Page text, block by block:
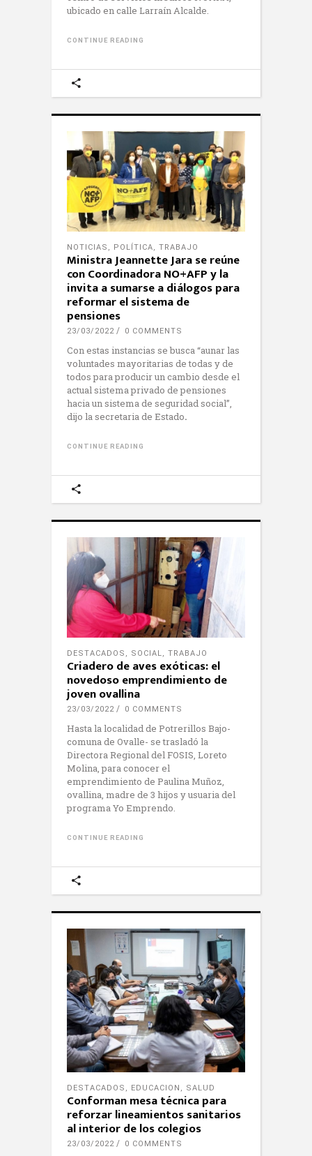
ubicado en calle Larraín Alcalde.
CONTINUE READING
NOTICIAS , POLÍTICA, TRABAJO
Ministra Jeannette Jara se reúne
con Coordinadora NO+AFP y la
invita a sumarse a diálogos para
reformar el sistema de
pensiones
23/03/2022 0 COMMENTS
Con estas instancias se busca “aunar las
voluntades mayoritarias de todas y de
todos para producir un cambio desde el
actual sistema privado de pensiones
hacia un sistema de seguridad social”,
dijo la secretaria de Estado.
CONTINUE READING
DESTACADOS , SOCIAL, TRABAJO
Criadero de aves exóticas: el
novedoso emprendimiento de
joven ovallina
23/03/2022 0 COMMENTS
Hasta la localidad de Potrerillos Bajo-
comuna de Ovalle- se trasladó la
Directora Regional del FOSIS, Loreto
Molina, para conocer el
emprendimiento de Paulina Muñoz,
ovallina, madre de 3 hijos y usuaria del
programa Yo Emprendo.
CONTINUE READING
DESTACADOS , EDUCACION , SALUD
Conforman mesa técnica para
reforzar lineamientos sanitarios
al interior de los colegios
23/03/2022 0 COMMENTS